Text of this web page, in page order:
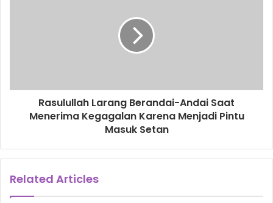
Rasulullah Larang Berandai-Andai Saat
Menerima Kegagalan Karena Menjadi Pintu
Masuk Setan
Related Articles